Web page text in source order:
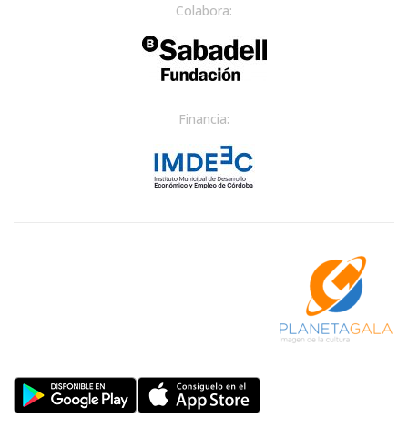
Colabora:
Financia: